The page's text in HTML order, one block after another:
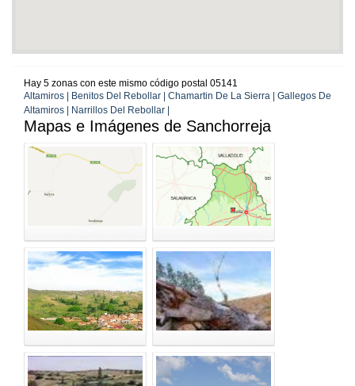
Hay 5 zonas con este mismo código postal 05141
Altamiros | Benitos Del Rebollar | Chamartin De La Sierra | Gallegos De
Altamiros | Narrillos Del Rebollar |
Mapas e Imágenes de Sanchorreja